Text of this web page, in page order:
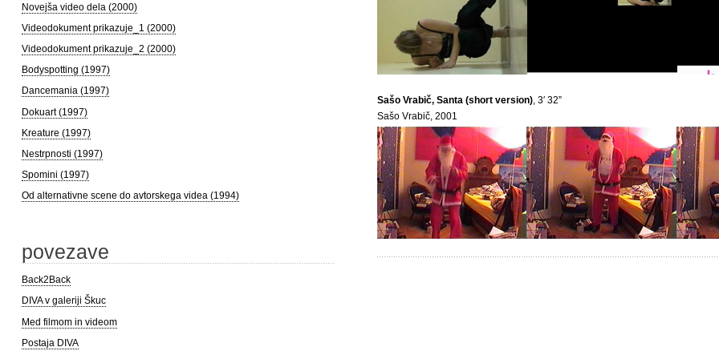
Sašo Vrabič, Santa (short version), 3′ 32”
Sašo Vrabič, 2001
Novejša video dela (2000)
Videodokument prikazuje_1 (2000)
Videodokument prikazuje_2 (2000)
Bodyspotting (1997)
Dancemania (1997)
Dokuart (1997)
Kreature (1997)
Nestrpnosti (1997)
Spomini (1997)
Od alternativne scene do avtorskega videa (1994)
povezave
Back2Back
DIVA v galeriji Škuc
Med filmom in videom
Postaja DIVA